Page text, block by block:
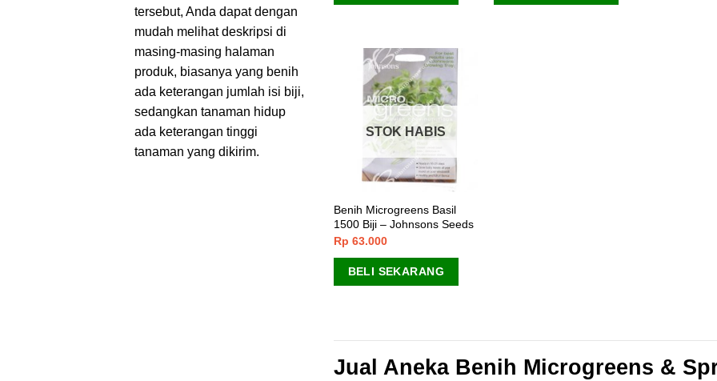
tersebut, Anda dapat dengan
mudah melihat deskripsi di
masing-masing halaman
produk, biasanya yang benih
ada keterangan jumlah isi biji,
sedangkan tanaman hidup
ada keterangan tinggi
tanaman yang dikirim.
STOK HABIS
Benih Microgreens Basil
1500 Biji – Johnsons Seeds
Rp 63.000
BELI SEKARANG
Jual Aneka Benih Microgreens &